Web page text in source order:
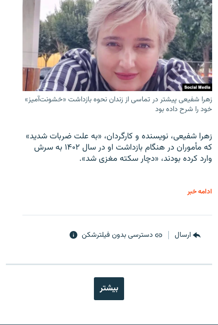
زهرا شفیعی پیشتر در تماسی از زندان نحوه بازداشت «خشونت‌آمیز»
خود را شرح داده بود
زهرا شفیعی، نویسنده و کارگردان، «به علت ضربات شدید»
که مأموران در هنگام بازداشت او در سال ۱۴۰۲ به سرش
وارد کرده بودند، «دچار سکته مغزی شد».
ادامه خبر
ارسال دسترسی بدون فیلترشکن
بیشتر